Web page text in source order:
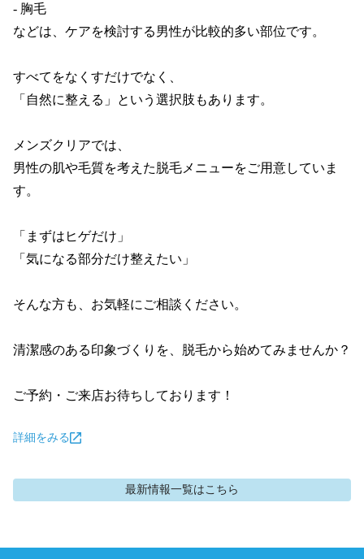
- 胸毛
などは、ケアを検討する男性が比較的多い部位です。
すべてをなくすだけでなく、
「自然に整える」という選択肢もあります。
メンズクリアでは、
男性の肌や毛質を考えた脱毛メニューをご用意していま
す。
「まずはヒゲだけ」
「気になる部分だけ整えたい」
そんな方も、お気軽にご相談ください。
清潔感のある印象づくりを、脱毛から始めてみませんか？
ご予約・ご来店お待ちしております！
詳細をみる
最新情報一覧はこちら